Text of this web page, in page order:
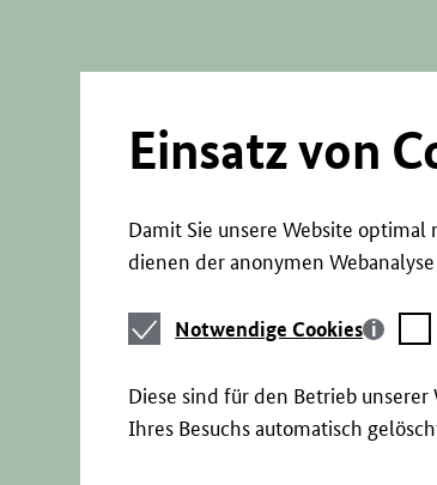
Einsatz von
Damit Sie unsere Website
dienen der anonymen
Notwendige
Cookies
Notwendige Cookies
Diese sind für den Betrieb
Ihres Besuchs automatisch